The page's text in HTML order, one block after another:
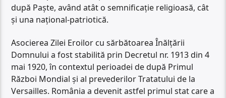
după Paște, având atât o semnificație religioasă, cât
și una național-patriotică.
Asocierea Zilei Eroilor cu sărbătoarea Înălțării
Domnului a fost stabilită prin Decretul nr. 1913 din 4
mai 1920, în contextul perioadei de după Primul
Război Mondial și al prevederilor Tratatului de la
Versailles. România a devenit astfel primul stat care a